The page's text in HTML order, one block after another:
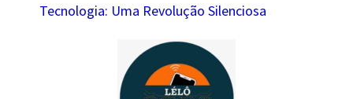
Tecnologia: Uma Revolução Silenciosa